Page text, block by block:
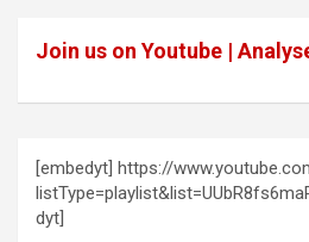
Join us on Youtube |
[embedyt] https://
dyt]